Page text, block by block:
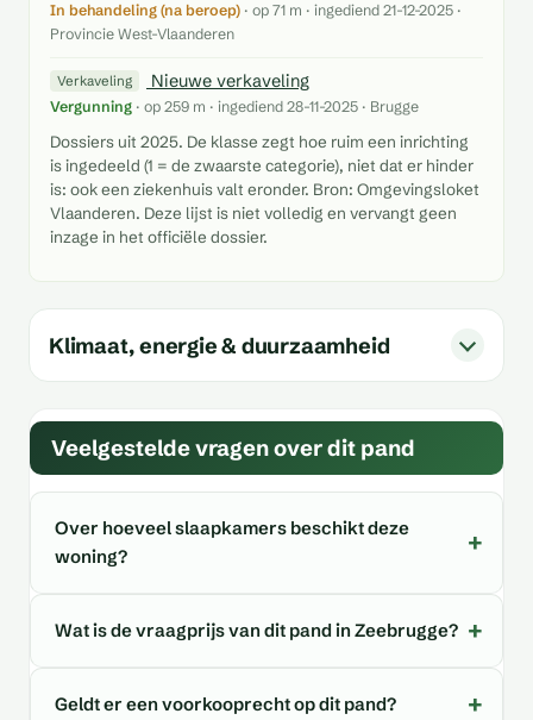
In behandeling (na beroep) · op 71 m · ingediend 21-12-2025 ·
Provincie West-Vlaanderen
Verkaveling Nieuwe verkaveling
Vergunning · op 259 m · ingediend 28-11-2025 · Brugge
Dossiers uit 2025. De klasse zegt hoe ruim een inrichting
is ingedeeld (1 = de zwaarste categorie), niet dat er hinder
is: ook een ziekenhuis valt eronder. Bron: Omgevingsloket
Vlaanderen. Deze lijst is niet volledig en vervangt geen
inzage in het officiële dossier.
Klimaat, energie & duurzaamheid
Veelgestelde vragen over dit pand
Over hoeveel slaapkamers beschikt deze
woning?
Wat is de vraagprijs van dit pand in Zeebrugge?
Geldt er een voorkooprecht op dit pand?